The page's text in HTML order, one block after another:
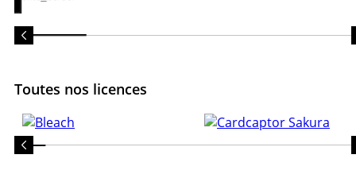
Toutes nos licences